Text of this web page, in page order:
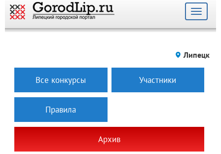
Toggle
Липецк
Все конкурсы Участники
Правила
Архив